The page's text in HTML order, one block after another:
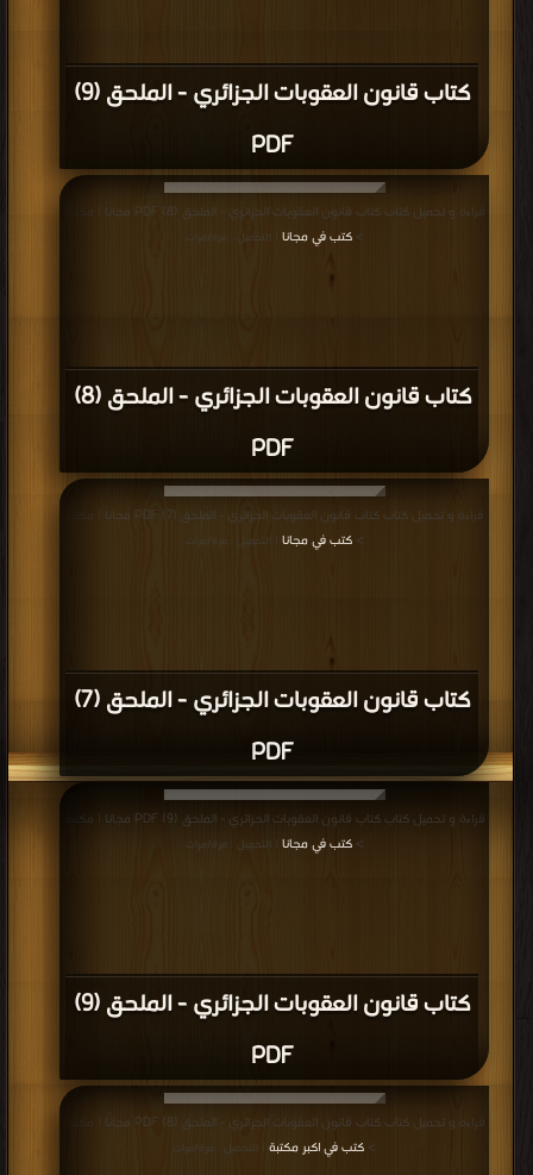
كتاب قانون العقوبات الجزائري - الملحق (9)
PDF
كتاب قانون العقوبات الجزائري - الملحق (8)
PDF
قراءة و تحميل كتاب كتاب قانون العقوبات الجزائري - الملحق (8) PDF مجانا | مكتبة
>كتب في مجانا | التحميل : مرة/مرات
كتاب قانون العقوبات الجزائري - الملحق (7)
PDF
قراءة و تحميل كتاب كتاب قانون العقوبات الجزائري - الملحق (7) PDF مجانا | مكتبة
>كتب في مجانا | التحميل : مرة/مرات
كتاب قانون العقوبات الجزائري - الملحق (9)
PDF
قراءة و تحميل كتاب كتاب قانون العقوبات الجزائري - الملحق (9) PDF مجانا | مكتبة
>كتب في مجانا | التحميل : مرة/مرات
قراءة و تحميل كتاب كتاب قانون العقوبات الجزائري - الملحق (8) PDF مجانا | مكتبة
> كتب في اكبر مكتبة | التحميل : مرة/مرات